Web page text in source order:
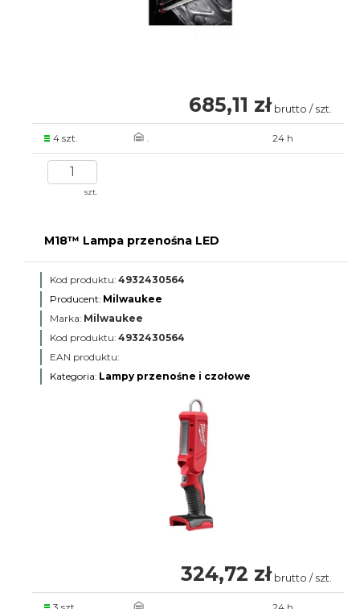
685,11 zł brutto / szt.
4 szt. . 24 h
szt.
M18™ Lampa przenośna LED
Kod produktu: 4932430564
Producent: Milwaukee
Marka: Milwaukee
Kod produktu: 4932430564
EAN produktu:
Kategoria: Lampy przenośne i czołowe
324,72 zł brutto / szt.